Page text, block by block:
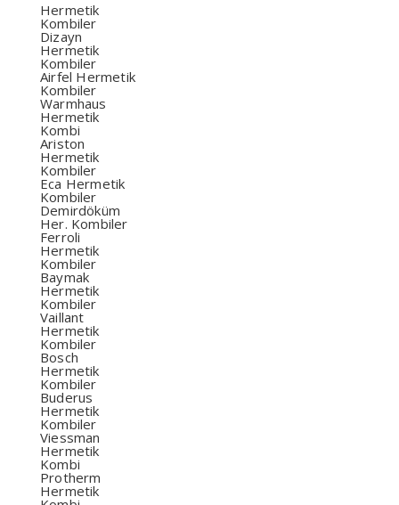
Hermetik
Kombiler
Dizayn
Hermetik
Kombiler
Airfel Hermetik
Kombiler
Warmhaus
Hermetik
Kombi
Ariston
Hermetik
Kombiler
Eca Hermetik
Kombiler
Demirdöküm
Her. Kombiler
Ferroli
Hermetik
Kombiler
Baymak
Hermetik
Kombiler
Vaillant
Hermetik
Kombiler
Bosch
Hermetik
Kombiler
Buderus
Hermetik
Kombiler
Viessman
Hermetik
Kombi
Protherm
Hermetik